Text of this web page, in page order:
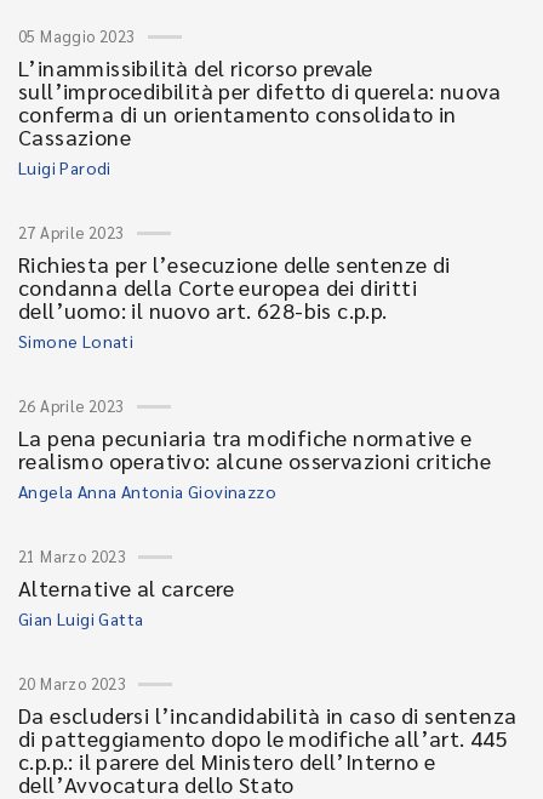
05 Maggio 2023
L’inammissibilità del ricorso prevale
sull’improcedibilità per difetto di querela: nuova
conferma di un orientamento consolidato in
Cassazione
Luigi Parodi
27 Aprile 2023
Richiesta per l’esecuzione delle sentenze di
condanna della Corte europea dei diritti
dell’uomo: il nuovo art. 628-bis c.p.p.
Simone Lonati
26 Aprile 2023
La pena pecuniaria tra modifiche normative e
realismo operativo: alcune osservazioni critiche
Angela Anna Antonia Giovinazzo
21 Marzo 2023
Alternative al carcere
Gian Luigi Gatta
20 Marzo 2023
Da escludersi l’incandidabilità in caso di sentenza
di patteggiamento dopo le modifiche all’art. 445
c.p.p.: il parere del Ministero dell’Interno e
dell’Avvocatura dello Stato